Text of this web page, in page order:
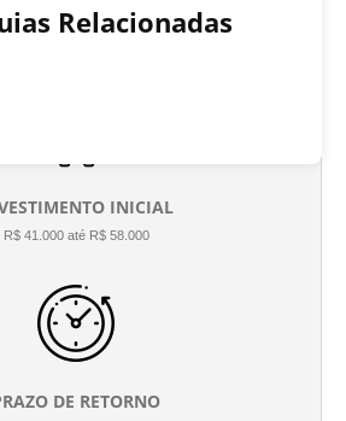
Relacionadas
INICIAL
R$ 41.000 até R$ 58.000
DE RETORNO